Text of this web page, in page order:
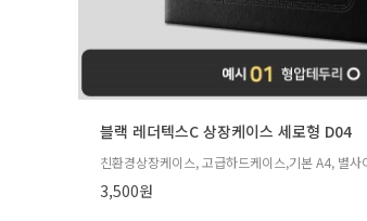
블랙 레더텍스C 상장케이스 세로형 D04
친환경상장케이스, 고급하드케이스,기본 A4, 별사
3,500원